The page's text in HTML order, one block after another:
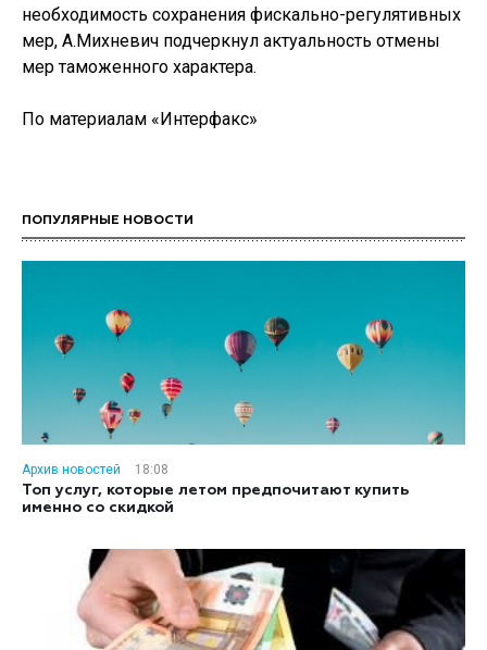
необходимость сохранения фискально-регулятивных
мер, А.Михневич подчеркнул актуальность отмены
мер таможенного характера.
По материалам «Интерфакс»
ПОПУЛЯРНЫЕ НОВОСТИ
Архив новостей
18:08
Топ услуг, которые летом предпочитают купить
именно со скидкой